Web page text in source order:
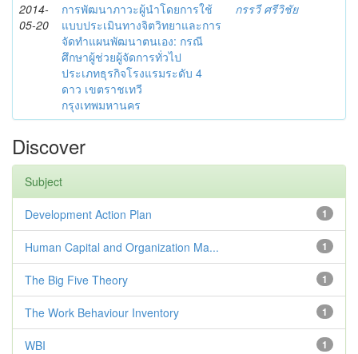
2014-
05-20
การพัฒนาภาวะผู้นำโดยการใช้
แบบประเมินทางจิตวิทยาและการ
จัดทำแผนพัฒนาตนเอง: กรณี
ศึกษาผู้ช่วยผู้จัดการทั่วไป
ประเภทธุรกิจโรงแรมระดับ 4
ดาว เขตราชเทวี
กรุงเทพมหานคร
กรรวี ศรีวิชัย
Discover
Subject
1
Development Action Plan
1
Human Capital and Organization Ma...
1
The Big Five Theory
1
The Work Behaviour Inventory
1
WBI